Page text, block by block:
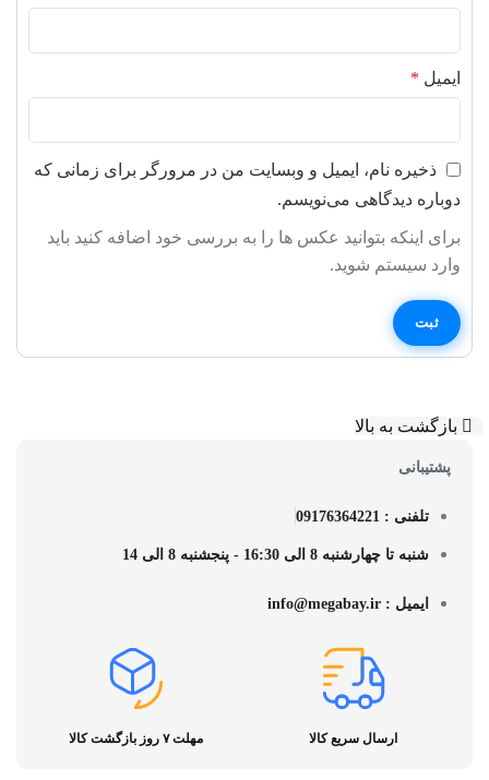
ایمیل *
ذخیره نام، ایمیل و وبسایت من در مرورگر برای زمانی که
دوباره دیدگاهی می‌نویسم.
برای اینکه بتوانید عکس ها را به بررسی خود اضافه کنید باید
وارد سیستم شوید.
بازگشت به بالا
پشتیبانی
تلفنی : 09176364221
شنبه تا چهارشنبه 8 الی 16:30 - پنجشنبه 8 الی 14
ایمیل : info@megabay.ir
ارسال سریع کالا مهلت ۷ روز بازگشت کالا